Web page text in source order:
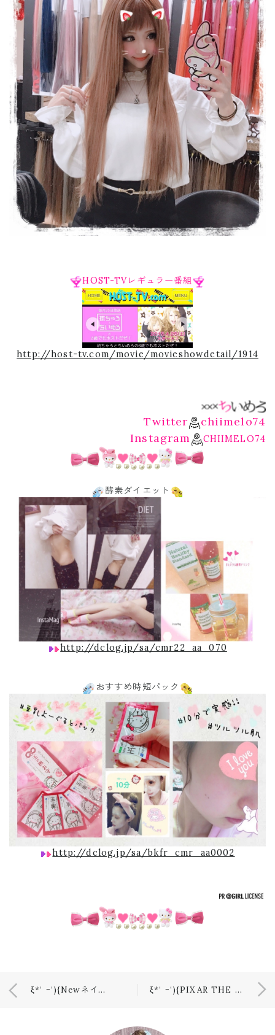
HOST-TVレギュラー番組
http://host-tv.com/movie/movieshowdetail/1914
Twitter
chiimelo74
Instagram
CHIIMELO74
酵素ダイエット
http://dclog.jp/sa/cmr22_aa_070
おすすめ時短パック
http://dclog.jp/sa/bkfr_cmr_aa0002
ξ*‘ ｰ‘){Newネイル💅💎✨ ξ*‘ ｰ‘){PIXAR THE FRIEND SHIP〜ラフォーレ原宿〜